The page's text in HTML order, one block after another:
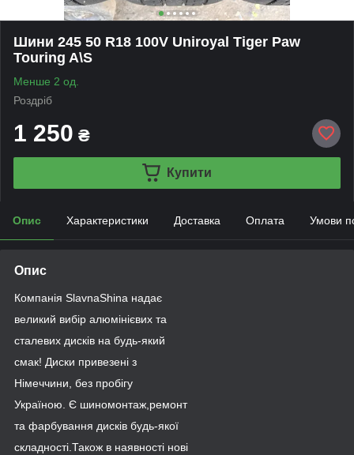
Шини 245 50 R18 100V Uniroyal Tiger Paw
Touring A\S
Менше 2 од.
Роздріб
1 250 ₴
Купити
Опис Характеристики Доставка Оплата Умови
Опис
Компанія SlavnaShina надає
великий вибір алюмінієвих та
сталевих дисків на будь-який
смак! Диски привезені з
Німеччини, без пробігу
Україною. Є шиномонтаж,ремонт
та фарбування дисків будь-якої
складності.Також в наявності нові